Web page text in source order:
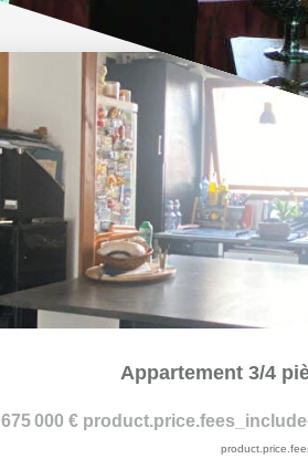
Appartement 3/4
675 000 €